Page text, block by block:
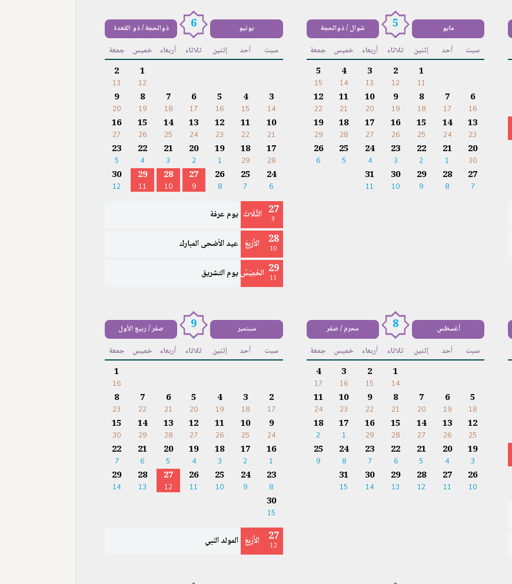
مايو 5 شوال / ذوالحجة
سبت أحد إثنين ثلاثاء أربعاء خميس جمعة
1
11
2
12
3
13
4
14
5
15
6
16
7
17
8
18
9
19
10
20
11
21
12
22
13
23
14
24
15
25
16
26
17
27
18
28
19
29
20
30
21
1
22
2
23
3
24
4
25
5
26
6
27
7
28
8
29
9
30
10
31
11
يونيو 6 ذوالحجة / ذو القعدة
سبت أحد إثنين ثلاثاء أربعاء خميس جمعة
1
12
2
13
3
14
4
15
5
16
6
17
7
18
8
19
9
20
10
21
11
22
12
23
13
24
14
25
15
26
16
27
17
28
18
29
19
1
20
2
21
3
22
4
23
5
24
6
25
7
26
8
27
9
28
10
29
11
30
12
27
9 الثُّلَاثَ يوم عرفة
28
10 الأَرْبِعَ عيد الأضحى المبارك
29
11 الخَمِيْسُيوم التشريق
أغسطس 8 محرم / صفر
سبت أحد إثنين ثلاثاء أربعاء خميس جمعة
1
14
2
15
3
16
4
17
5
18
6
19
7
20
8
21
9
22
10
23
11
24
12
25
13
26
14
27
15
28
16
29
17
1
18
2
19
3
20
4
21
5
22
6
23
7
24
8
25
9
26
10
27
11
28
12
29
13
30
14
31
15
سبتمبر 9 صفر / ربيع الأول
سبت أحد إثنين ثلاثاء أربعاء خميس جمعة
1
16
2
17
3
18
4
19
5
20
6
21
7
22
8
23
9
24
10
25
11
26
12
27
13
28
14
29
15
30
16
1
17
2
18
3
19
4
20
5
21
6
22
7
23
8
24
9
25
10
26
11
27
12
28
13
29
14
30
15
27
12 الأَرْبِعَ المولد النبي